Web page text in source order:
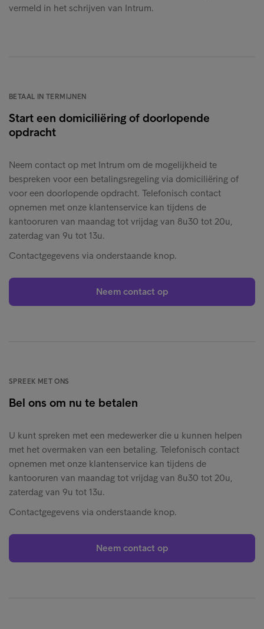
vermeld in het schrijven van Intrum.
BETAAL IN TERMIJNEN
Start een domiciliëring of doorlopende
opdracht
Neem contact op met Intrum om de mogelijkheid te
bespreken voor een betalingsregeling via domiciliëring of
voor een doorlopende opdracht. Telefonisch contact
opnemen met onze klantenservice kan tijdens de
kantooruren van maandag tot vrijdag van 8u30 tot 20u,
zaterdag van 9u tot 13u.
Contactgegevens via onderstaande knop.
Neem contact op
SPREEK MET ONS
Bel ons om nu te betalen
U kunt spreken met een medewerker die u kunnen helpen
met het overmaken van een betaling. Telefonisch contact
opnemen met onze klantenservice kan tijdens de
kantooruren van maandag tot vrijdag van 8u30 tot 20u,
zaterdag van 9u tot 13u.
Contactgegevens via onderstaande knop.
Neem contact op